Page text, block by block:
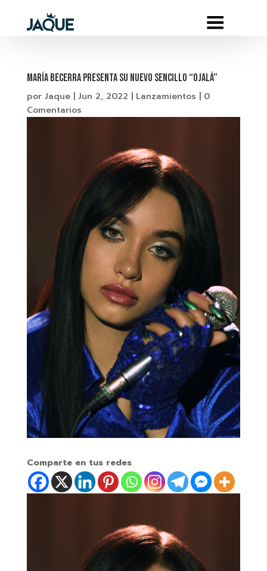
MARÍA BECERRA PRESENTA SU NUEVO SENCILLO “OJALÁ”
por Jaque| Jun 2, 2022 Lanzamientos
0
Comentarios
Comparte en tus redes